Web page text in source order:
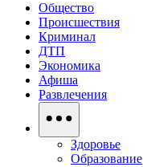
Общество
Происшествия
Криминал
ДТП
Экономика
Афиша
Развлечения
Здоровье
Образование